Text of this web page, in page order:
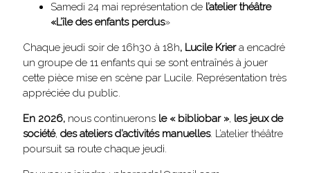
Samedi 24 mai représentation de l’atelier théâtre
«L’île des enfants perdus»
Chaque jeudi soir de 16h30 à 18h, Lucile Kriera encadré
un groupe de 11 enfants qui se sont entraînés à jouer
cette pièce mise en scène par Lucile. Représentation très
appréciée du public.
En 2026, nous continuerons le « bibliobar », les jeux de
société, des ateliers d’activités manuelles. L’atelier théâtre
poursuit sa route chaque jeudi.